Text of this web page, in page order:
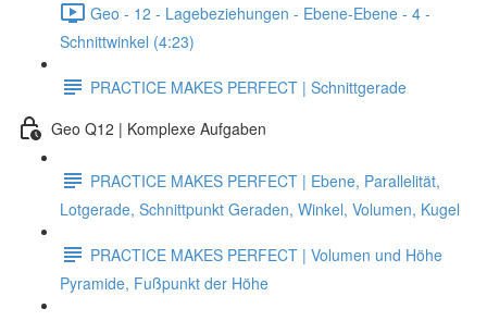
Geo - 12 - Lagebeziehungen - Ebene-Ebene - 4 -
Schnittwinkel (4:23)
PRACTICE MAKES PERFECT | Schnittgerade
Geo Q12 | Komplexe Aufgaben
PRACTICE MAKES PERFECT | Ebene, Parallelität,
Lotgerade, Schnittpunkt Geraden, Winkel, Volumen, Kugel
PRACTICE MAKES PERFECT | Volumen und Höhe
Pyramide, Fußpunkt der Höhe